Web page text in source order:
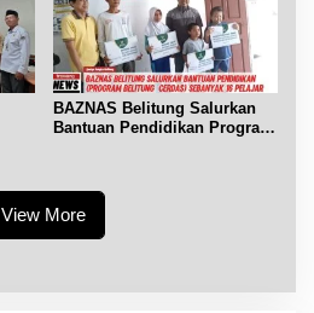
BAZNAS Belitung Salurkan
Bantuan Pendidikan Program
View More